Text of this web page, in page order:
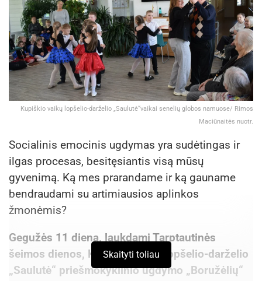
Kupiškio vaikų lopšelio-darželio „Saulutė“vaikai senelių globos namuose/ Rimos
Maciūnaitės nuotr.
Socialinis emocinis ugdymas yra sudėtingas ir
ilgas procesas, besitęsiantis visą mūsų
gyvenimą. Ką mes prarandame ir ką gauname
bendraudami su artimiausios aplinkos
žmonėmis?
Gegužės 11 dieną, laukdami Tarptautinės
šeimos dienos, Kupiškio vaikų lopšelio-darželio
„Saulutė“ priešmokyklinio ugdymo „Boružėlių“
Skaityti toliau